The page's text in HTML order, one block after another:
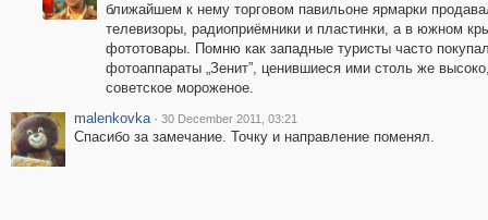
ближайшем к нему торговом павильоне ярмарки
телевизоры, радиоприёмники и пластинки, а в южном
фототовары. Помню как западные туристы часто
фотоаппараты „Зенит”, ценившиеся ими столь же
советское мороженое.
malenkovka · 30 December 2011, 03:21
Спасибо за замечание. Точку и направление поменял.